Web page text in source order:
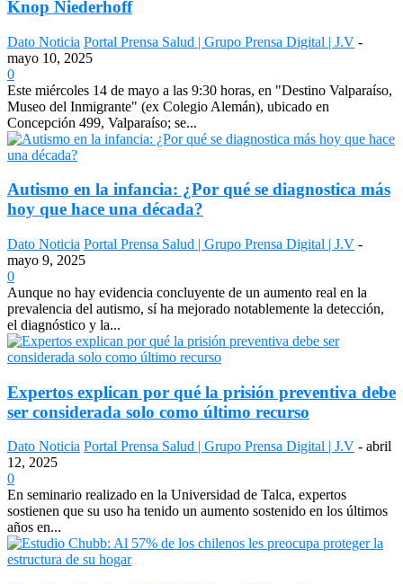
Knop Niederhoff
Dato Noticia Portal Prensa Salud | Grupo Prensa Digital | J.V -
mayo 10, 2025
0
Este miércoles 14 de mayo a las 9:30 horas, en "Destino Valparaíso,
Museo del Inmigrante" (ex Colegio Alemán), ubicado en
Concepción 499, Valparaíso; se...
Autismo en la infancia: ¿Por qué se diagnostica más
hoy que hace una década?
Dato Noticia Portal Prensa Salud | Grupo Prensa Digital | J.V -
mayo 9, 2025
0
Aunque no hay evidencia concluyente de un aumento real en la
prevalencia del autismo, sí ha mejorado notablemente la detección,
el diagnóstico y la...
Expertos explican por qué la prisión preventiva debe
ser considerada solo como último recurso
Dato Noticia Portal Prensa Salud | Grupo Prensa Digital | J.V - abril
12, 2025
0
En seminario realizado en la Universidad de Talca, expertos
sostienen que su uso ha tenido un aumento sostenido en los últimos
años en...